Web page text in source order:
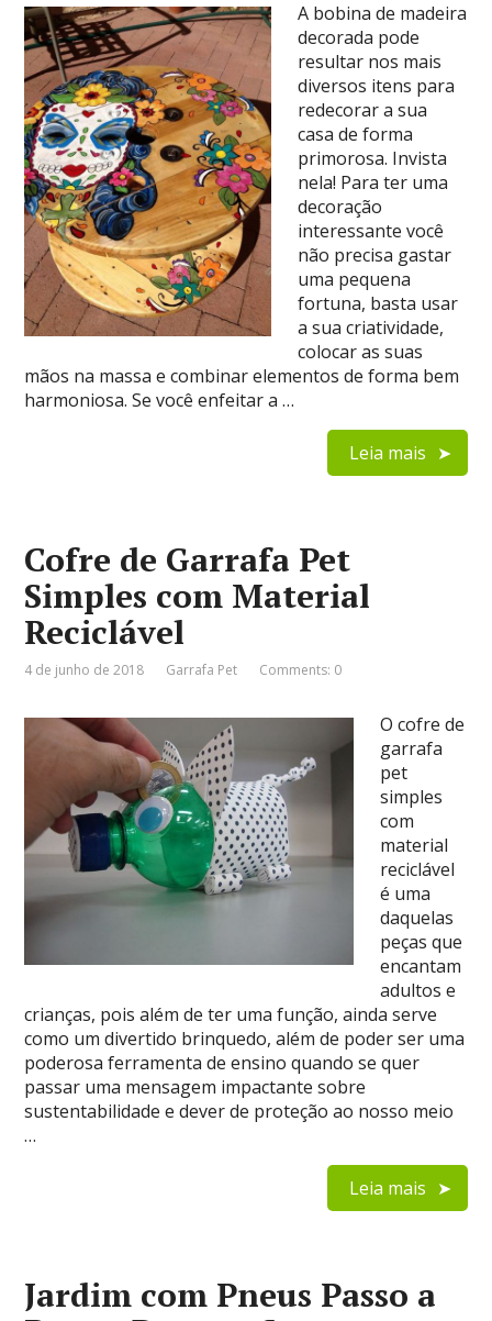
A bobina de madeira
decorada pode
resultar nos mais
diversos itens para
redecorar a sua
casa de forma
primorosa. Invista
nela! Para ter uma
decoração
interessante você
não precisa gastar
uma pequena
fortuna, basta usar
a sua criatividade,
colocar as suas
mãos na massa e combinar elementos de forma bem
harmoniosa. Se você enfeitar a …
Leia mais
Cofre de Garrafa Pet
Simples com Material
Reciclável
4 de junho de 2018 Garrafa Pet Comments: 0
O cofre de
garrafa
pet
simples
com
material
reciclável
é uma
daquelas
peças que
encantam
adultos e
crianças, pois além de ter uma função, ainda serve
como um divertido brinquedo, além de poder ser uma
poderosa ferramenta de ensino quando se quer
passar uma mensagem impactante sobre
sustentabilidade e dever de proteção ao nosso meio
…
Leia mais
Jardim com Pneus Passo a